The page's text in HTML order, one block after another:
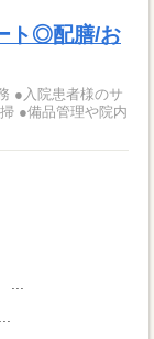
ト◎配膳/お
●備品管理や院内
...